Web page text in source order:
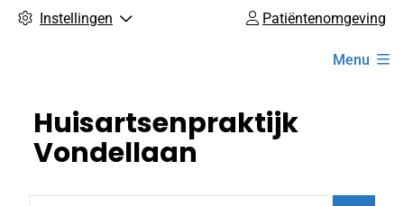
Instellingen Patiëntenomgeving
Menu
Huisartsenpraktijk
Vondellaan